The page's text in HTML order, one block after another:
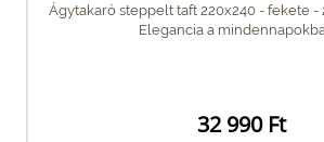
Ágytakaró steppelt taft 220x240 - fekete -
Elegancia a
32 990 Ft